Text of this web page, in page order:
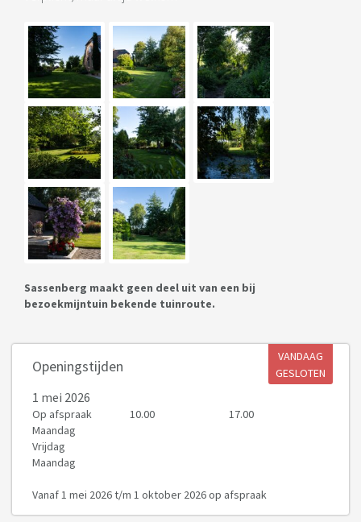
Sassenberg maakt geen deel uit van een bij
bezoekmijntuin bekende tuinroute.
Openingstijden
VANDAAG
GESLOTEN
1 mei 2026
Op afspraak 10.00
17.00
Maandag
Vrijdag
Maandag
Vanaf 1 mei 2026 t/m 1 oktober 2026 op afspraak